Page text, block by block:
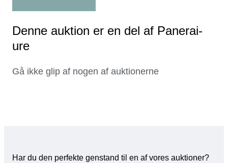
Denne auktion er en del af Panerai-
ure
Gå ikke glip af nogen af auktionerne
Har du den perfekte genstand til en af vores auktioner?